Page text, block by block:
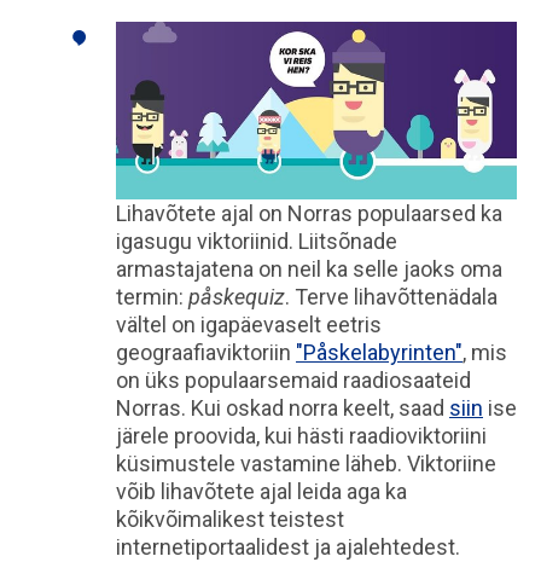
Lihavõtete ajal on Norras populaarsed ka
igasugu viktoriinid. Liitsõnade
armastajatena on neil ka selle jaoks oma
termin: påskequiz. Terve lihavõttenädala
vältel on igapäevaselt eetris
geograafiaviktoriin "Påskelabyrinten", mis
on üks populaarsemaid raadiosaateid
Norras. Kui oskad norra keelt, saad siin ise
järele proovida, kui hästi raadioviktoriini
küsimustele vastamine läheb. Viktoriine
võib lihavõtete ajal leida aga ka
kõikvõimalikest teistest
internetiportaalidest ja ajalehtedest.